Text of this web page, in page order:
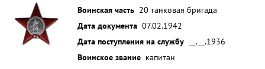
Воинская часть 20 танковая бригада
Дата документа 07.02.1942
Дата поступления на службу
__.__.1936
Воинское звание капитан